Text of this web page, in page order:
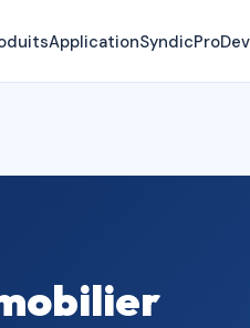
ApplicationSyndicPro